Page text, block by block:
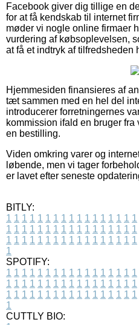
Facebook giver dig tillige en
for at få kendskab til internet
møder vi nogle online firmaer
vurdering af købsoplevelsen,
at få et indtryk af tilfredsheden
Hjemmesiden finansieres af
tæt sammen med en hel del
introducerer forretningernes
kommission ifald en bruger
en bestilling.
Viden omkring varer og
løbende, men vi tager
er lavet efter seneste
BITLY:
1 1 1 1 1 1 1 1 1 1 1 1 1 1 1 1 1
1 1 1 1 1 1 1 1 1 1 1 1 1 1 1 1 1
1 1 1 1 1 1 1 1 1 1 1 1 1 1 1 1 1
1
SPOTIFY:
1 1 1 1 1 1 1 1 1 1 1 1 1 1 1 1 1
1 1 1 1 1 1 1 1 1 1 1 1 1 1 1 1 1
1 1 1 1 1 1 1 1 1 1 1 1 1 1 1 1 1
1
CUTTLY BIO: